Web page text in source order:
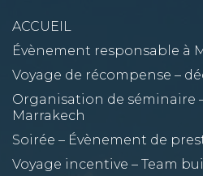
ACCUEIL
Évènement responsable à
Voyage de récompense –
Organisation de séminaire
Marrakech
Soirée – Évènement de
Voyage incentive – Team